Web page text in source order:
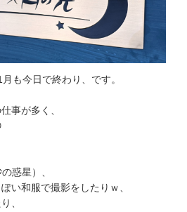
も今日で終わり、です。
事が多く、
惑星）、
い和服で撮影をしたりｗ、
、